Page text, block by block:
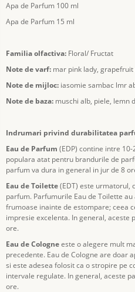
Apa de Parfum 100 ml
Apa de Parfum 15 ml
Familia olfactiva: Floral/ Fructat
Note de varf: mar pink lady,
Note de mijloc: iasomie sambac lmr
Note de baza: muschi alb, piele, lemn
Indrumari privind durabilitatea
Eau de Parfum (EDP) contine intre
populara atat pentru brandurile de
parfum va dura in general in jur de 8
Eau de Toilette(EDT) este urmatorul,
parfum. Parfumurile Eau de Toilette
frumoase inainte de estompare; ceea
impresie excelenta. In general,
ore.
Eau de Cologneeste o alegere mult
precedente. Eau de Cologne are doar
si este adesea folosit ca o stropire pe
intervale regulate. In general, aceste
ore.